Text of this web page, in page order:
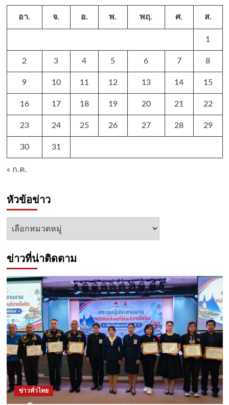
อา. จ. อ. พ. พฤ. ศ. ส.
1
2 3 4 5 6 7 8
9 10 11 12 13 14 15
16 17 18 19 20 21 22
23 24 25 26 27 28 29
30 31
« ก.ค.
หัวข้อข่าว
หัวข้อ
ข่าวที่น่าติดตาม
ข่าวทั่วไทย